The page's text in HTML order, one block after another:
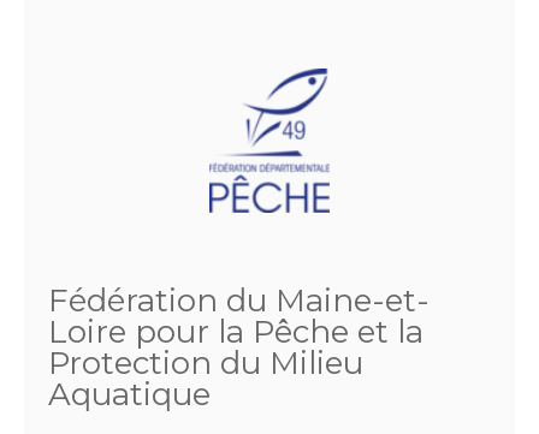
Fédération du Maine-et-
Loire pour la Pêche et la
Protection du Milieu
Aquatique